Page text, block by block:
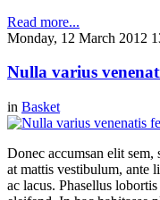
Read more...
Monday, 12 March 2012
Nulla varius
in Basket
Donec accumsan elit sem,
at mattis vestibulum, ante
ac lacus. Phasellus